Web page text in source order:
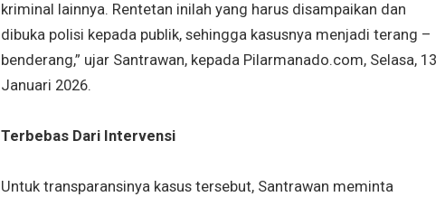
kriminal lainnya. Rentetan inilah yang harus disampaikan dan
dibuka polisi kepada publik, sehingga kasusnya menjadi terang –
benderang,” ujar Santrawan, kepada Pilarmanado.com, Selasa, 13
Januari 2026.
Terbebas Dari Intervensi
Untuk transparansinya kasus tersebut, Santrawan meminta